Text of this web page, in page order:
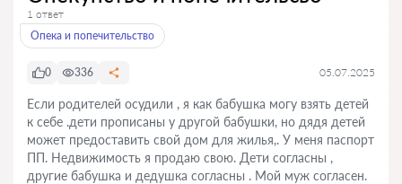
1 ответ
Опека и попечительство
0 336 05.07.2025
Если родителей осудили , я как бабушка могу взять детей
к себе .дети прописаны у другой бабушки, но дядя детей
может предоставить свой дом для жилья,. У меня паспорт
ПП. Недвижимость я продаю свою. Дети согласны ,
другие бабушка и дедушка согласны . Мой муж согласен.